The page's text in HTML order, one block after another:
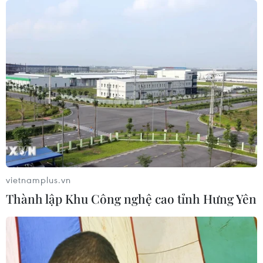
động thời vụ sang Hàn Quốc
06/08/2026 04:11
24 năm tù cho 2 vợ chồng tổ
chức “bay lắc” tại Hà Nội
06/08/2026 03:46
khống hồ sơ bảo hiểm y tế ở Đắk Lắk
05/08/2026 14:55
vietnamplus.vn
Thành lập Khu Công nghệ cao tỉnh Hưng Yên